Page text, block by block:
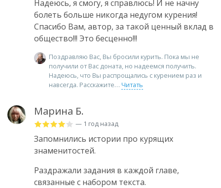
Надеюсь, я смогу, я справлюсь! И не начну
болеть больше никогда недугом курения!
Спасибо Вам, автор, за такой ценный вклад в
общество!!! Это бесценно!!!
Поздравляю Вас, Вы бросили курить. Пока мы не
получили от Вас доната, но надеемся получить.
Надеюсь, что Вы распрощались с курением раз и
навсегда. Расскажите
Читать
Марина Б.
— 1 год назад
Запомнились истории про курящих
знаменитостей.
Раздражали задания в каждой главе,
связанные с набором текста.